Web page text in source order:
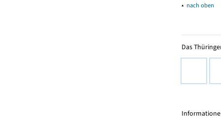
▴ nach oben
Das